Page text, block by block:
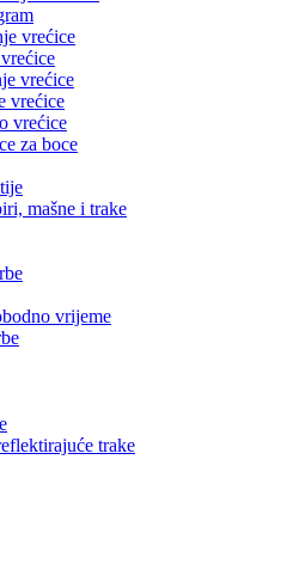
vrećice
vrećice
vrećice
vrećice
za boce
mašne i trake
vrijeme
trake